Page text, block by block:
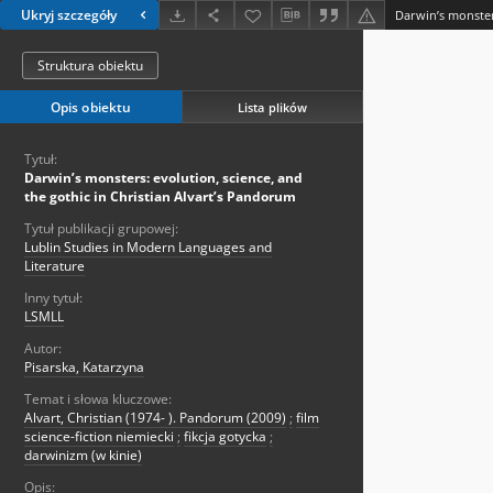
Ukryj szczegóły
Struktura obiektu
Opis obiektu Lista plików
Tytuł:
Darwin’s monsters: evolution, science, and
the gothic in Christian Alvart’s Pandorum
Tytuł publikacji grupowej:
Lublin Studies in Modern Languages and
Literature
Inny tytuł:
LSMLL
Autor:
Pisarska, Katarzyna
Temat i słowa kluczowe:
Alvart, Christian (1974- ). Pandorum (2009) ; film
science-fiction niemiecki ; fikcja gotycka ;
darwinizm (w kinie)
Opis: